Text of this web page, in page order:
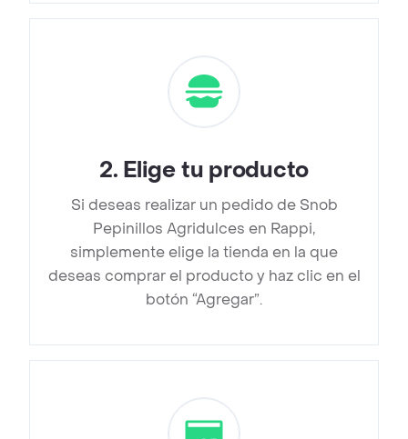
2. Elige tu producto
Si deseas realizar un pedido de Snob
Pepinillos Agridulces en Rappi,
simplemente elige la tienda en la que
deseas comprar el producto y haz clic en el
botón “Agregar”.